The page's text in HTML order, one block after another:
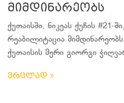
მიმდინარეობს
ქუთაისში, ნიკეას ქუჩის #21-
რეაბილიტაცია
ქუთაისის მერი გიორგი
ვრცლად